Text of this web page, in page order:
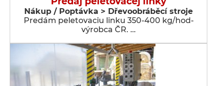
Nákup / Poptávka > Dřevoobráběcí stroje
Predám peletovaciu linku 350-400 kg/hod-
výrobca ČR. …